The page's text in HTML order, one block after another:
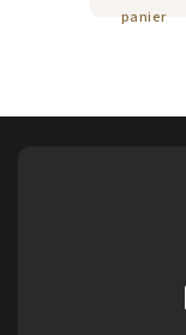
panier